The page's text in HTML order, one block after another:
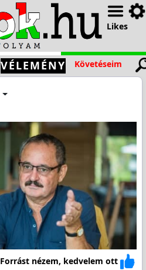
Likes
VÉLEMÉNY Követéseim
Forrást nézem, kedvelem ott